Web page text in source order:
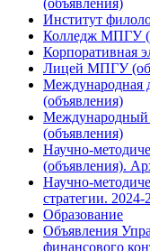
(объявления)
Институт
Колледж МПГУ
Корпоративная
Лицей МПГУ
Международная
(объявления)
Международный
(объявления)
Научно-
(объявления).
Научно-
стратегии.
Образование
Объявления
финансового